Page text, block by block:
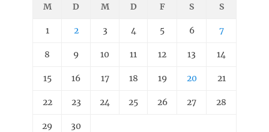
M D M D F S S
1 2 3 4 5 6 7
8 9 10 11 12 13 14
15 16 17 18 19 20 21
22 23 24 25 26 27 28
29 30